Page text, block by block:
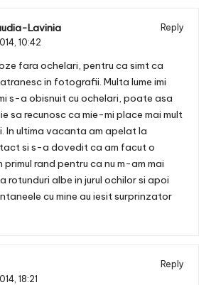
Lavinia
Reply
10:42
fara ochelari, pentru ca simt ca
in fotografii. Multa lume imi
s-a obisnuit cu ochelari, poate asa
sa recunosc ca mie-mi place mai mult
In ultima vacanta am apelat la
si s-a dovedit ca am facut o
primul rand pentru ca nu m-am mai
rotunduri albe in jurul ochilor si apoi
cu mine au iesit surprinzator
Reply
18:21